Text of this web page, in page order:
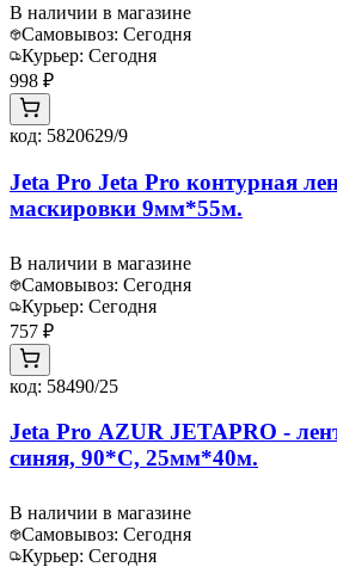
В наличии в магазине
Самовывоз: Сегодня
Курьер: Сегодня
998 ₽
код: 5820629/9
Jeta Pro Jeta Pro контурная
маскировки 9мм*55м.
В наличии в магазине
Самовывоз: Сегодня
Курьер: Сегодня
757 ₽
код: 58490/25
Jeta Pro AZUR JETAPRO -
синяя, 90*С, 25мм*40м.
В наличии в магазине
Самовывоз: Сегодня
Курьер: Сегодня